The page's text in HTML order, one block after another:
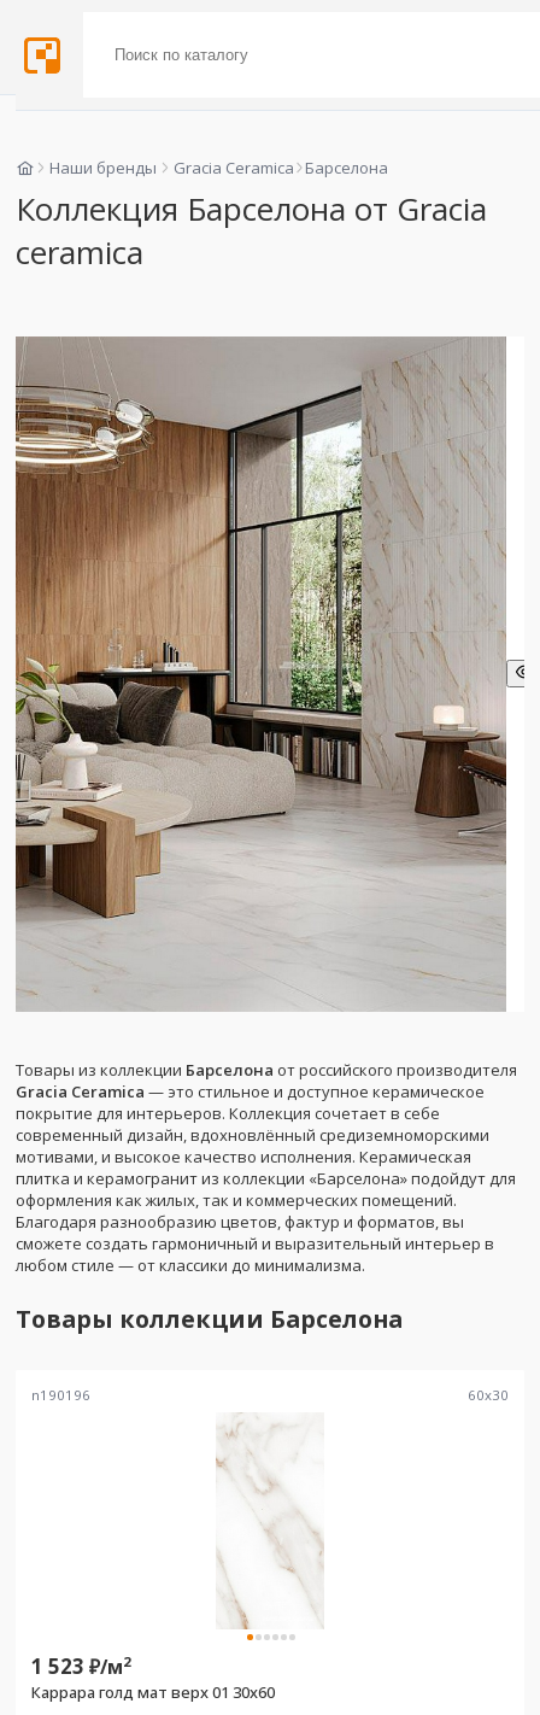
Наши бренды Gracia Ceramica Барселона
Коллекция Барселона от Gracia
ceramica
Товары из коллекции Барселона от российского производителя
Gracia Ceramica — это стильное и доступное керамическое
покрытие для интерьеров. Коллекция сочетает в себе
современный дизайн, вдохновлённый средиземноморскими
мотивами, и высокое качество исполнения. Керамическая
плитка и керамогранит из коллекции «Барселона» подойдут для
оформления как жилых, так и коммерческих помещений.
Благодаря разнообразию цветов, фактур и форматов, вы
сможете создать гармоничный и выразительный интерьер в
любом стиле — от классики до минимализма.
Товары коллекции Барселона
n190196 60x30
1 523 ₽/м2
Каррара голд мат верх 01 30x60